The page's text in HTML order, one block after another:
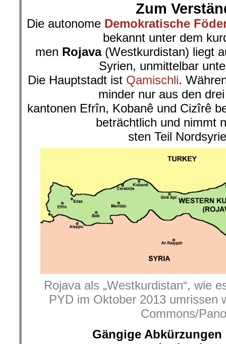
Zum
Die autonome Demokratische
bekannt unter dem
men Rojava(Westkurdistan) liegt
Syrien, unmittelbar
Die Hauptstadt ist Qamischli.
minder nur aus den
kantonen Efrîn, Kobanê und Cizîrê
beträchtlich und nimmt
sten Teil
Rojava als „Westkurdistan“, wie
PYD im Oktober 2013 umrissen
Commons/
Gängige